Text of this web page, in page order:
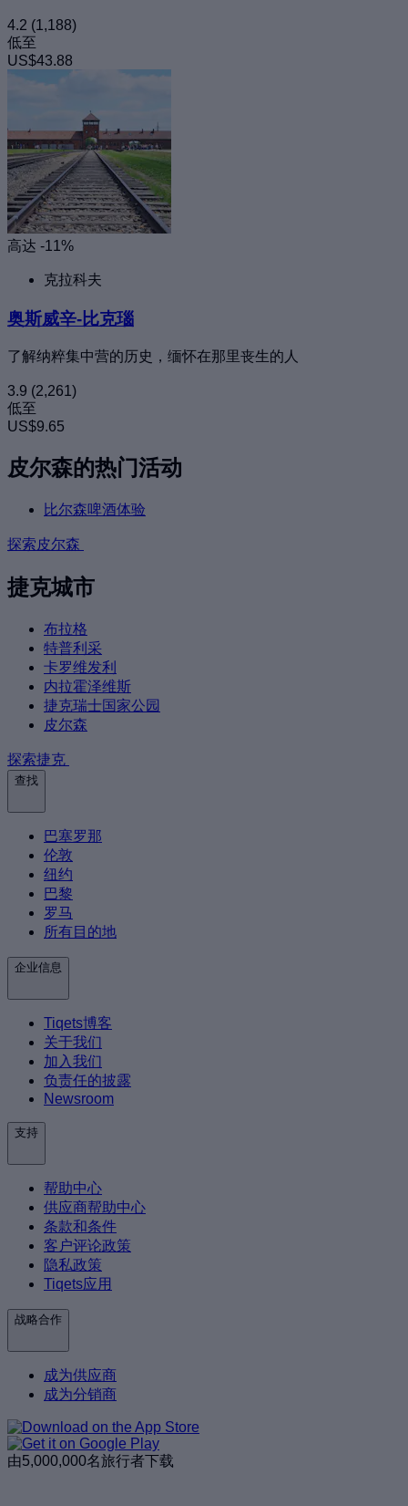
4.2 (1,188)
低至
US$43.88
高达 -11%
克拉科夫
奥斯威辛-比克瑙
了解纳粹集中营的历史，缅怀在那里丧生的人
3.9 (2,261)
低至
US$9.65
皮尔森的热门活动
比尔森啤酒体验
探索皮尔森
捷克城市
布拉格
特普利采
卡罗维发利
内拉霍泽维斯
捷克瑞士国家公园
皮尔森
探索捷克
查找
巴塞罗那
伦敦
纽约
巴黎
罗马
所有目的地
企业信息
Tiqets博客
关于我们
加入我们
负责任的披露
Newsroom
支持
帮助中心
供应商帮助中心
条款和条件
客户评论政策
隐私政策
Tiqets应用
战略合作
成为供应商
成为分销商
由5,000,000名旅行者下载